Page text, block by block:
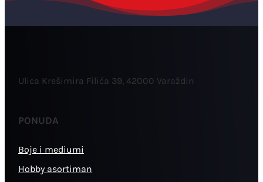
Ulica Krešimira Filića 39, 42000 Varaždin
PONUDA
Boje i mediumi
Hobby asortiman